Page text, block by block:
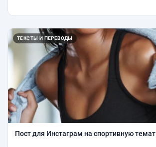
ТЕКСТЫ И ПЕРЕВОДЫ
Пост для Инстаграм на спортивную